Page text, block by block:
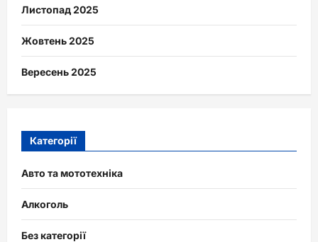
Листопад 2025
Жовтень 2025
Вересень 2025
Категорії
Авто та мототехніка
Алкоголь
Без категорії